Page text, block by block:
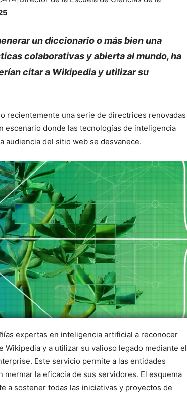
un diccionario o más bien una
colaborativas y abierta al mundo, ha
citar a Wikipedia y utilizar su
recientemente una serie de directrices renovadas
escenario donde las tecnologías de inteligencia
audiencia del sitio web se desvanece.
expertas en inteligencia artificial a reconocer
y a utilizar su valioso legado mediante el
Este servicio permite a las entidades
la eficacia de sus servidores. El esquema
a sostener todas las iniciativas y proyectos de